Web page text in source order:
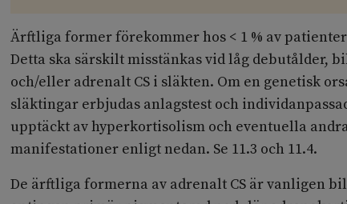
Ärftliga former förekommer hos < 1 % av
Detta ska särskilt misstänkas vid låg debutålder,
och/eller adrenalt CS i släkten. Om en genetisk
släktingar erbjudas anlagstest och
upptäckt av hyperkortisolism och eventuella
manifestationer enligt nedan. Se 11.3 och 11.4.
De ärftliga formerna av adrenalt CS är vanligen